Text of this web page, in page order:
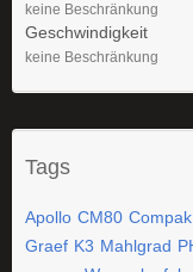
keine Beschränkung
Geschwindigkeit
keine Beschränkung
Tags
Apollo CM80 Compak
Graef K3 Mahlgrad